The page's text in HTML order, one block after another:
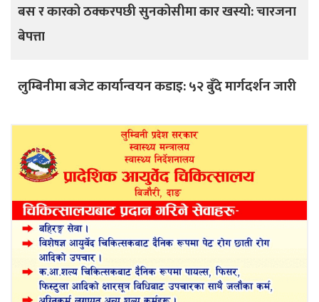
बस र कारको ठक्करपछी सुनकोसीमा कार खस्यो: चारजना
बेपत्ता
लुम्बिनीमा बजेट कार्यान्वयन कडाइ: ५२ बुँदे मार्गदर्शन जारी